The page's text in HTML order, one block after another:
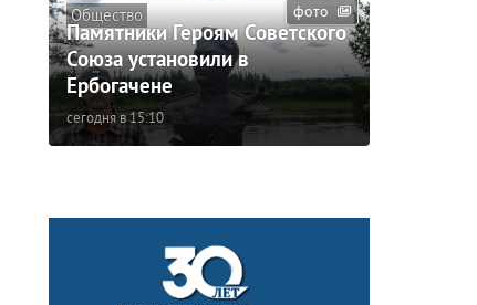
фото
Общество
Памятники Героям Советского
Союза установили в
Ербогачене
сегодня в 15:10